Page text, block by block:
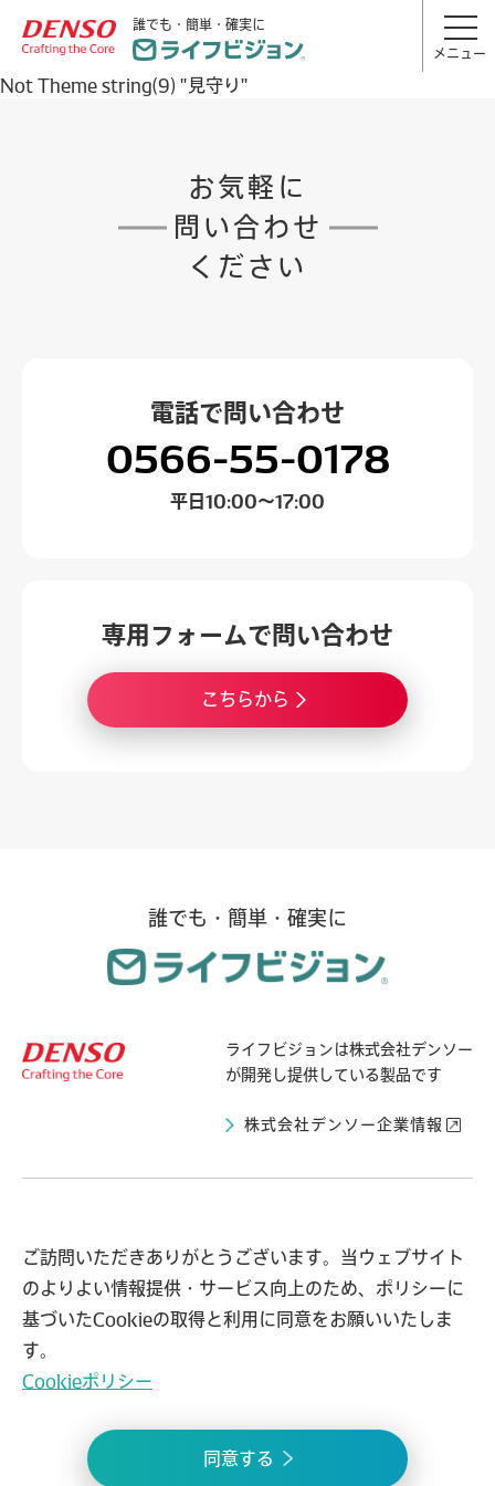
誰でも・簡単・確実に
メニュー
Not Theme string(9) "見守り"
お気軽に
問い合わせ
ください
電話で 問い合わせ
0566-55-0178
平日 10:00～17:00
専用フォームで 問い合わせ
こちらから
誰でも・簡単・確実に
ライフビジョンは株式会社デンソー
が開発し提供している製品です
株式会社デンソー企業情報
ライフビジョンとは 導入自治体の声
事例紹介 お知らせ
プライバシーポリシー 情報セキュリティ方針
ご訪問いただきありがとうございます。当ウェブサイト
のよりよい情報提供・サービス向上のため、ポリシーに
基づいたCookieの取得と利用に同意をお願いいたしま
す。
Cookieポリシー
同意する